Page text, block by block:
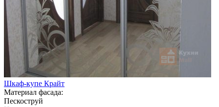
Шкаф-купе Крайт
Материал фасада:
Пескоструй